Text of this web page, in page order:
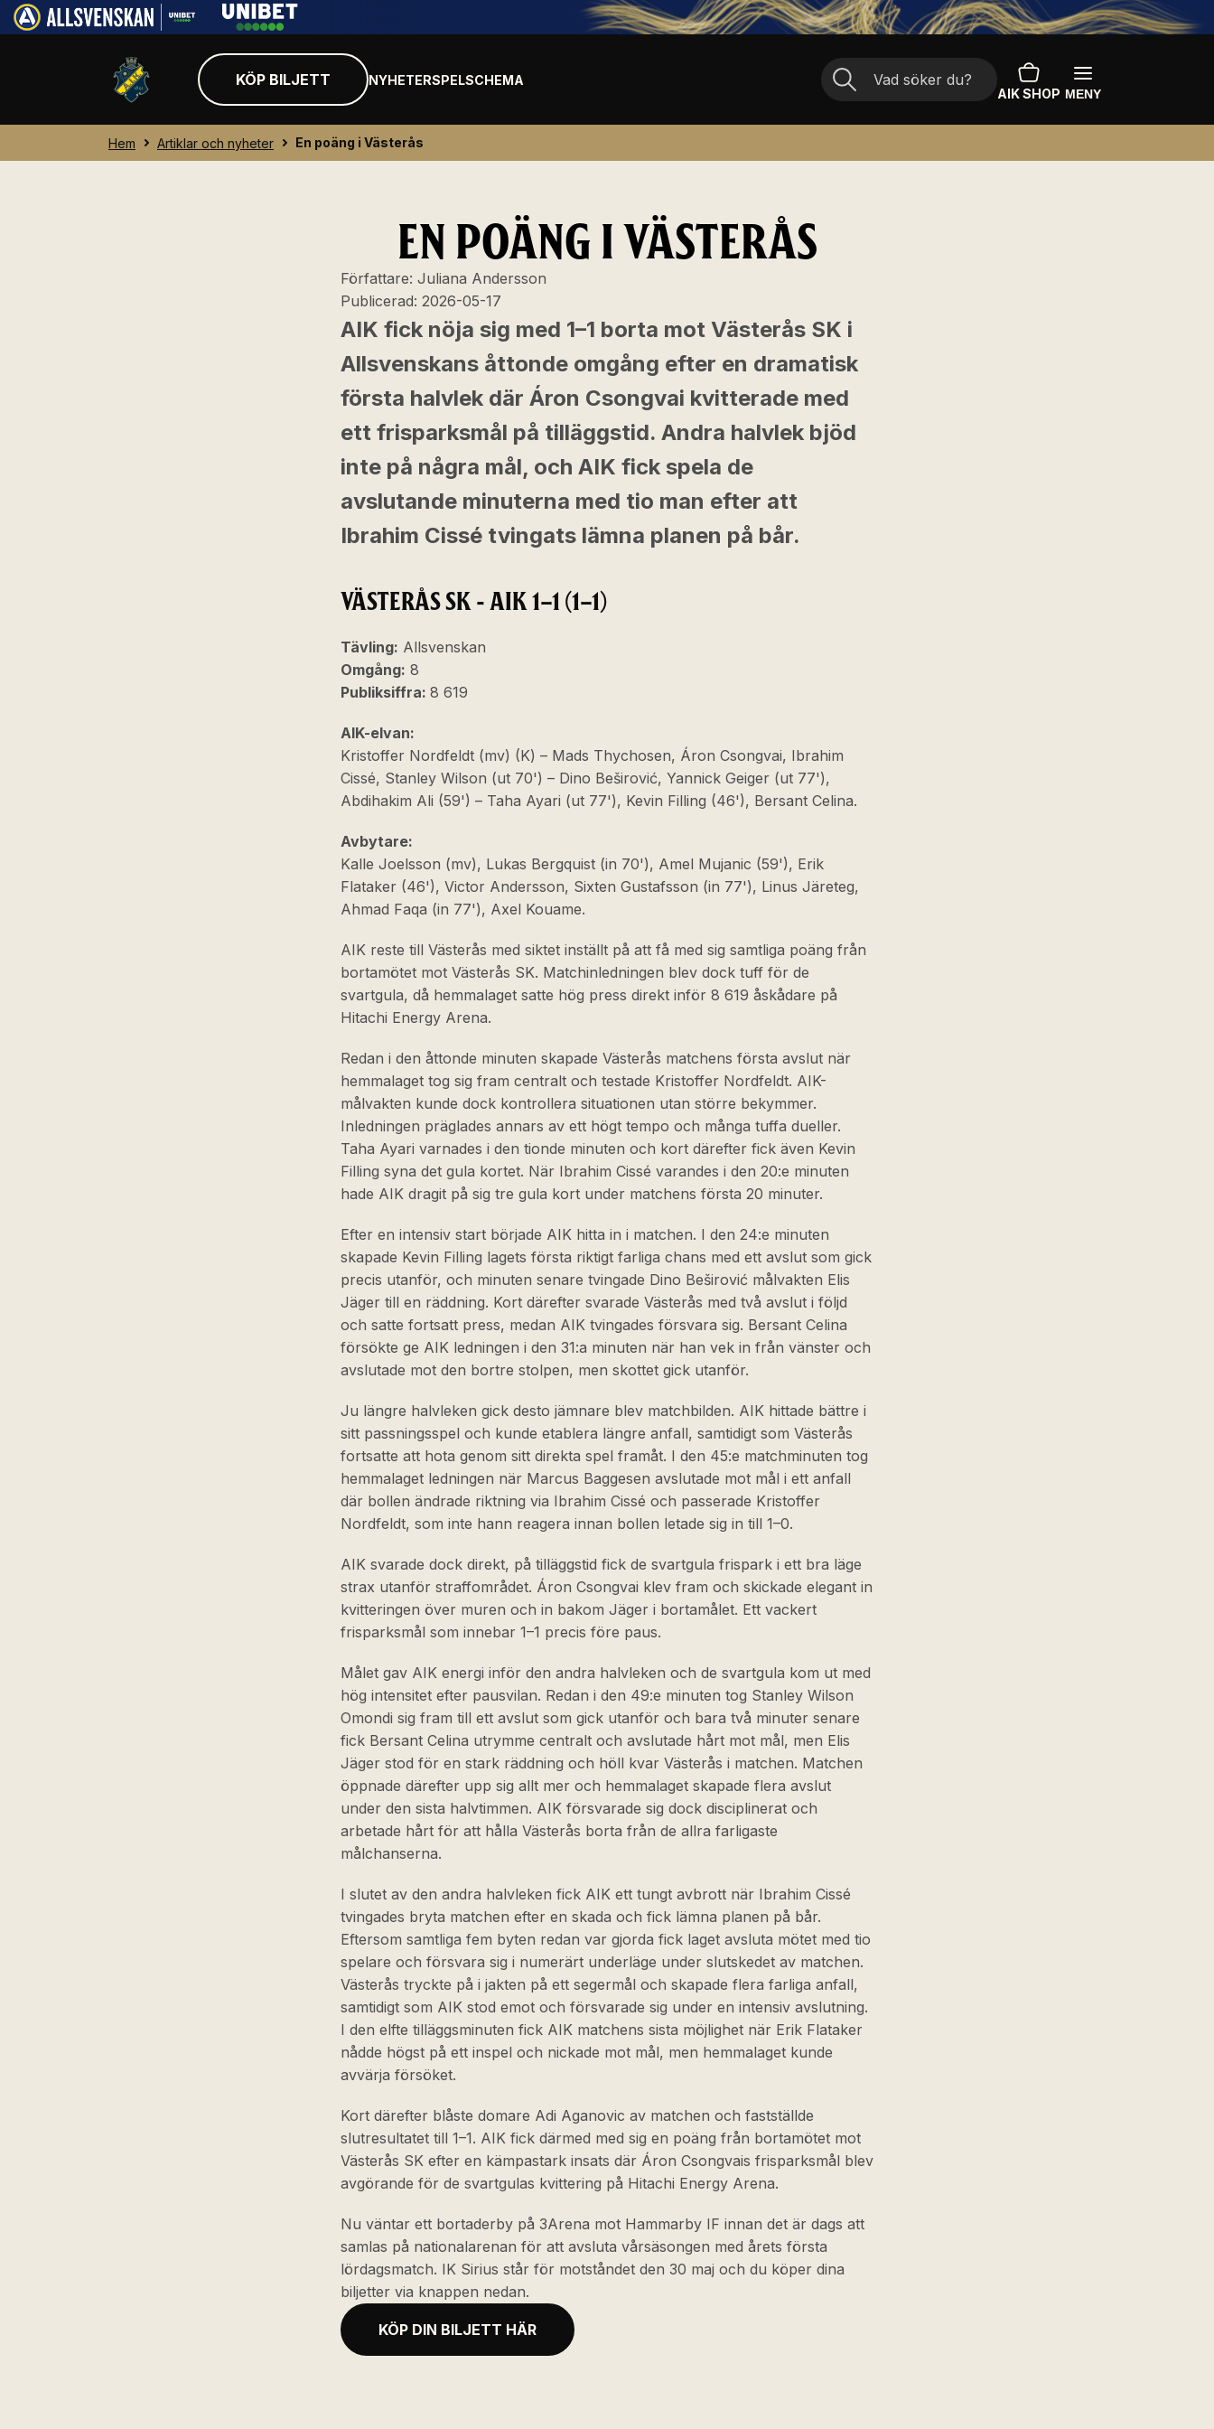
KÖP BILJETT NYHETERSPELSCHEMA
AIK SHOP MENY
Hem Artiklar och nyheter En poäng i Västerås
EN POÄNG I VÄSTERÅS
Författare: Juliana Andersson
Publicerad: 2026-05-17
AIK fick nöja sig med 1–1 borta mot Västerås SK i
Allsvenskans åttonde omgång efter en dramatisk
första halvlek där Áron Csongvai kvitterade med
ett frisparksmål på tilläggstid. Andra halvlek bjöd
inte på några mål, och AIK fick spela de
avslutande minuterna med tio man efter att
Ibrahim Cissé tvingats lämna planen på bår.
VÄSTERÅS SK - AIK 1–1 (1–1)
Tävling: Allsvenskan
Omgång: 8
Publiksiffra: 8 619
AIK-elvan:
Kristoffer Nordfeldt (mv) (K) – Mads Thychosen, Áron Csongvai, Ibrahim
Cissé, Stanley Wilson (ut 70') – Dino Beširović, Yannick Geiger (ut 77'),
Abdihakim Ali (59') – Taha Ayari (ut 77'), Kevin Filling (46'), Bersant Celina.
Avbytare:
Kalle Joelsson (mv), Lukas Bergquist (in 70'), Amel Mujanic (59'), Erik
Flataker (46'), Victor Andersson, Sixten Gustafsson (in 77'), Linus Järeteg,
Ahmad Faqa (in 77'), Axel Kouame.
AIK reste till Västerås med siktet inställt på att få med sig samtliga poäng från
bortamötet mot Västerås SK. Matchinledningen blev dock tuff för de
svartgula, då hemmalaget satte hög press direkt inför 8 619 åskådare på
Hitachi Energy Arena.
Redan i den åttonde minuten skapade Västerås matchens första avslut när
hemmalaget tog sig fram centralt och testade Kristoffer Nordfeldt. AIK-
målvakten kunde dock kontrollera situationen utan större bekymmer.
Inledningen präglades annars av ett högt tempo och många tuffa dueller.
Taha Ayari varnades i den tionde minuten och kort därefter fick även Kevin
Filling syna det gula kortet. När Ibrahim Cissé varandes i den 20:e minuten
hade AIK dragit på sig tre gula kort under matchens första 20 minuter.
Efter en intensiv start började AIK hitta in i matchen. I den 24:e minuten
skapade Kevin Filling lagets första riktigt farliga chans med ett avslut som gick
precis utanför, och minuten senare tvingade Dino Beširović målvakten Elis
Jäger till en räddning. Kort därefter svarade Västerås med två avslut i följd
och satte fortsatt press, medan AIK tvingades försvara sig. Bersant Celina
försökte ge AIK ledningen i den 31:a minuten när han vek in från vänster och
avslutade mot den bortre stolpen, men skottet gick utanför.
Ju längre halvleken gick desto jämnare blev matchbilden. AIK hittade bättre i
sitt passningsspel och kunde etablera längre anfall, samtidigt som Västerås
fortsatte att hota genom sitt direkta spel framåt. I den 45:e matchminuten tog
hemmalaget ledningen när Marcus Baggesen avslutade mot mål i ett anfall
där bollen ändrade riktning via Ibrahim Cissé och passerade Kristoffer
Nordfeldt, som inte hann reagera innan bollen letade sig in till 1–0.
AIK svarade dock direkt, på tilläggstid fick de svartgula frispark i ett bra läge
strax utanför straffområdet. Áron Csongvai klev fram och skickade elegant in
kvitteringen över muren och in bakom Jäger i bortamålet. Ett vackert
frisparksmål som innebar 1–1 precis före paus.
Målet gav AIK energi inför den andra halvleken och de svartgula kom ut med
hög intensitet efter pausvilan. Redan i den 49:e minuten tog Stanley Wilson
Omondi sig fram till ett avslut som gick utanför och bara två minuter senare
fick Bersant Celina utrymme centralt och avslutade hårt mot mål, men Elis
Jäger stod för en stark räddning och höll kvar Västerås i matchen. Matchen
öppnade därefter upp sig allt mer och hemmalaget skapade flera avslut
under den sista halvtimmen. AIK försvarade sig dock disciplinerat och
arbetade hårt för att hålla Västerås borta från de allra farligaste
målchanserna.
I slutet av den andra halvleken fick AIK ett tungt avbrott när Ibrahim Cissé
tvingades bryta matchen efter en skada och fick lämna planen på bår.
Eftersom samtliga fem byten redan var gjorda fick laget avsluta mötet med tio
spelare och försvara sig i numerärt underläge under slutskedet av matchen.
Västerås tryckte på i jakten på ett segermål och skapade flera farliga anfall,
samtidigt som AIK stod emot och försvarade sig under en intensiv avslutning.
I den elfte tilläggsminuten fick AIK matchens sista möjlighet när Erik Flataker
nådde högst på ett inspel och nickade mot mål, men hemmalaget kunde
avvärja försöket.
Kort därefter blåste domare Adi Aganovic av matchen och fastställde
slutresultatet till 1–1. AIK fick därmed med sig en poäng från bortamötet mot
Västerås SK efter en kämpastark insats där Áron Csongvais frisparksmål blev
avgörande för de svartgulas kvittering på Hitachi Energy Arena.
Nu väntar ett bortaderby på 3Arena mot Hammarby IF innan det är dags att
samlas på nationalarenan för att avsluta vårsäsongen med årets första
lördagsmatch. IK Sirius står för motståndet den 30 maj och du köper dina
biljetter via knappen nedan.
KÖP DIN BILJETT HÄR